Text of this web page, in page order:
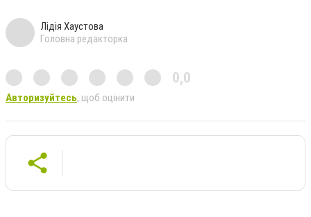
Лідія Хаустова
Головна редакторка
0,0
Авторизуйтесь, щоб оцінити